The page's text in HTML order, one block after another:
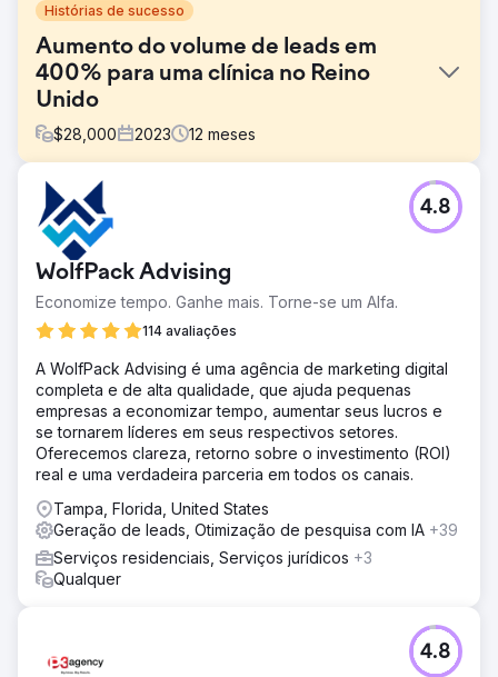
Histórias de sucesso
Aumento do volume de leads em
400% para uma clínica no Reino
Unido
$28,000 2023 12 meses
Desafio
Esta clínica tinha um custo por lead de cerca de US$ 40
quando começamos a trabalhar com eles. Eles nem
estavam empatando com esses números.
Conseguimos reverter seus anúncios em questão de
semanas. Com um custo médio por lead de US$ 5 a 6,
Resultado
Elevação significativa em comparação com resultados
alcançados anteriormente. Taxas de conversão +36%
Leads +400% Custo/Lead -80%
Ir para a página da agência
WolfPack Advising
Economize tempo. Ganhe mais. Torne-se um Alfa.
114 avaliações
4.8
A WolfPack Advising é uma agência de marketing digital
completa e de alta qualidade, que ajuda pequenas
empresas a economizar tempo, aumentar seus lucros e
se tornarem líderes em seus respectivos setores.
Oferecemos clareza, retorno sobre o investimento (ROI)
real e uma verdadeira parceria em todos os canais.
Tampa, Florida, United States
Geração de leads, Otimização de pesquisa com IA +39
Serviços residenciais, Serviços jurídicos +3
Qualquer
4.8